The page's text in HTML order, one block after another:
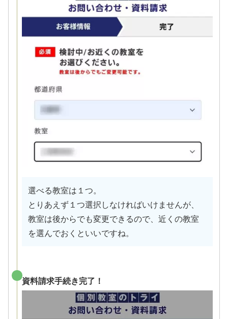
選べる教室は１つ。
とりあえず１つ選択しなければいけませんが、
教室は後からでも変更できるので、近くの教室
を選んでおくといいですね。
資料請求手続き完了！